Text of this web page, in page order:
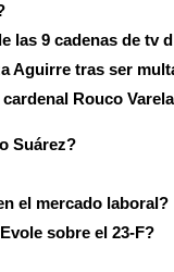
las 9 cadenas de tv
Aguirre tras ser
Rouco
Suárez?
el mercado laboral?
sobre el 23-F?